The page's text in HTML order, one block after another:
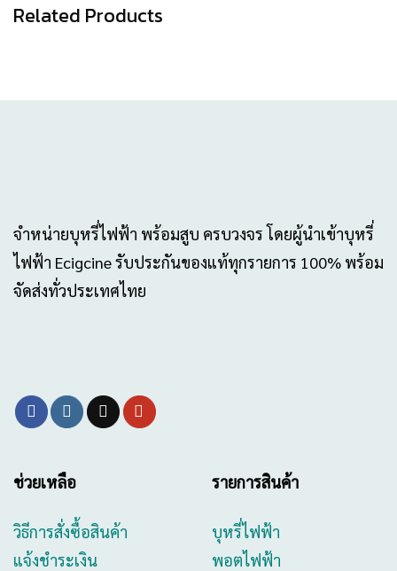
Related Products
จำหน่ายบุหรี่ไฟฟ้า พร้อมสูบ ครบวงจร โดยผู้นำเข้าบุหรี่
ไฟฟ้า Ecigcine รับประกันของแท้ทุกรายการ 100% พร้อม
จัดส่งทั่วประเทศไทย
ช่วยเหลือ
วิธีการสั่งซื้อสินค้า
แจ้งชำระเงิน
รายการสินค้า
บุหรี่ไฟฟ้า
พอตไฟฟ้า